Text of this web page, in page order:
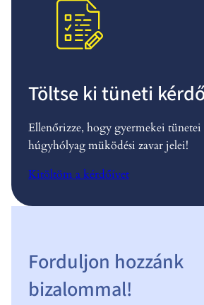
Töltse ki tüneti
Ellenőrizze, hogy gyermekei tünetei
húgyhólyag müködési zavar jelei!
Kitöltöm a kérdőívet
Forduljon hozzánk
bizalommal!